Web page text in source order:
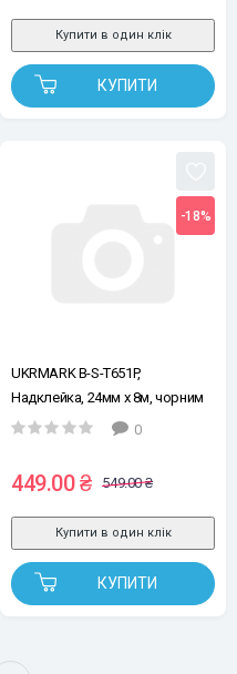
КУПИТИ
Купити в один клік
-18%
UKRMARK B-S-T651P,
Надклейка, 24мм х 8м, чорним
на жовтому, стрічка для
BROTHER TZe-S651 (TZeS651)
0
449.00 ₴ 549.00 ₴
КУПИТИ
Купити в один клік